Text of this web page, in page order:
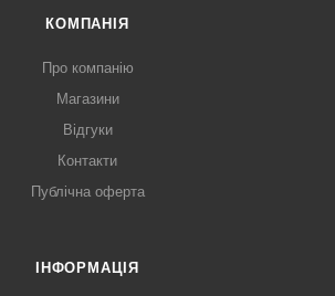
КОМПАНІЯ
Про компанію
Магазини
Відгуки
Контакти
Публічна оферта
ІНФОРМАЦІЯ